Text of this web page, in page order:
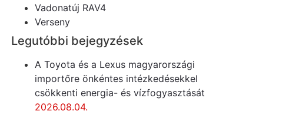
Vadonatúj RAV4
Verseny
Legutóbbi bejegyzések
A Toyota és a Lexus magyarországi
importőre önkéntes intézkedésekkel
csökkenti energia- és vízfogyasztását
2026.08.04.